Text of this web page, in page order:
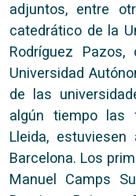
adjuntos, entre
catedrático de la
Rodríguez
Universidad
de las
algún tiempo las
Lleida,
Barcelona. Los
Manuel Camps